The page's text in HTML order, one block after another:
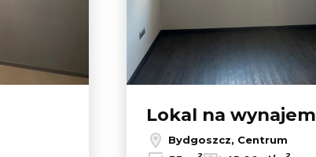
Lokal na wynajem
Bydgoszcz, Centrum
2 2